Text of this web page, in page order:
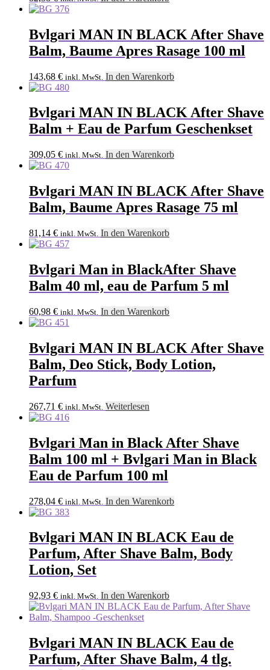
Bvlgari MAN IN BLACK After Shave
Balm, Baume Apres Rasage 100 ml
143,68 € inkl. MwSt. In den Warenkorb
Bvlgari MAN IN BLACK After Shave
Balm + Eau de Parfum Geschenkset
309,05 € inkl. MwSt. In den Warenkorb
Bvlgari MAN IN BLACK After Shave
Balm, Baume Apres Rasage 75 ml
81,14 € inkl. MwSt. In den Warenkorb
Bvlgari Man in BlackAfter Shave
Balm 40 ml, eau de Parfum 5 ml
60,98 € inkl. MwSt. In den Warenkorb
Bvlgari MAN IN BLACK After Shave
Balm, Deo Stick, Body Lotion,
Parfum
267,71 € inkl. MwSt. Weiterlesen
Bvlgari Man in Black After Shave
Balm 100 ml + Bvlgari Man in Black
Eau de Parfum 100 ml
278,04 € inkl. MwSt. In den Warenkorb
Bvlgari MAN IN BLACK Eau de
Parfum, After Shave Balm, Body
Lotion, Set
92,93 € inkl. MwSt. In den Warenkorb
Bvlgari MAN IN BLACK Eau de
Parfum, After Shave Balm, 4 tlg.